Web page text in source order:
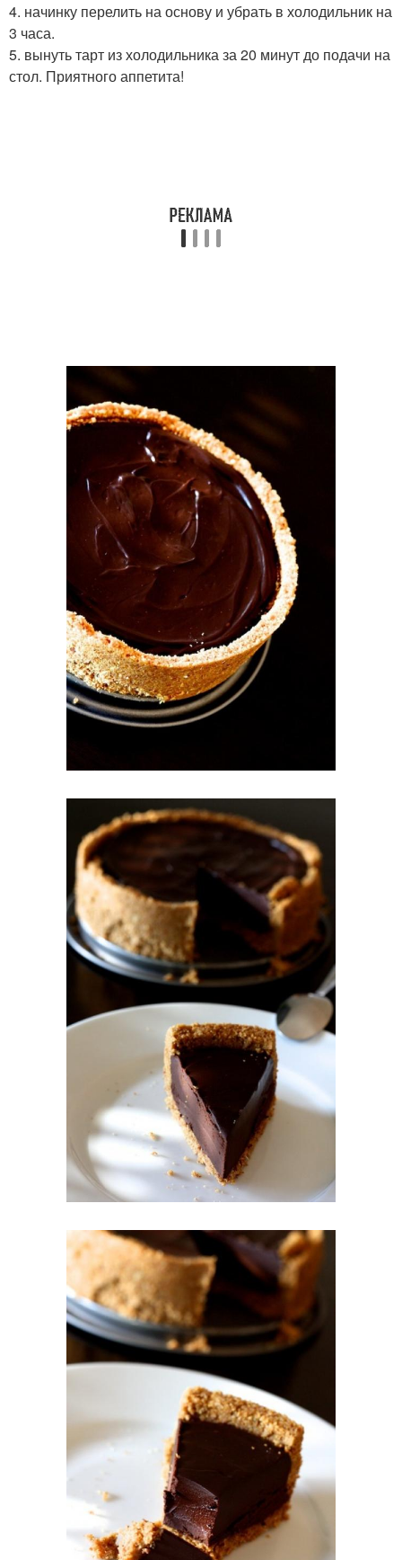
4. начинку перелить на основу и убрать в холодильник на
3 часа.
5. вынуть тарт из холодильника за 20 минут до подачи на
стол. Приятного аппетита!